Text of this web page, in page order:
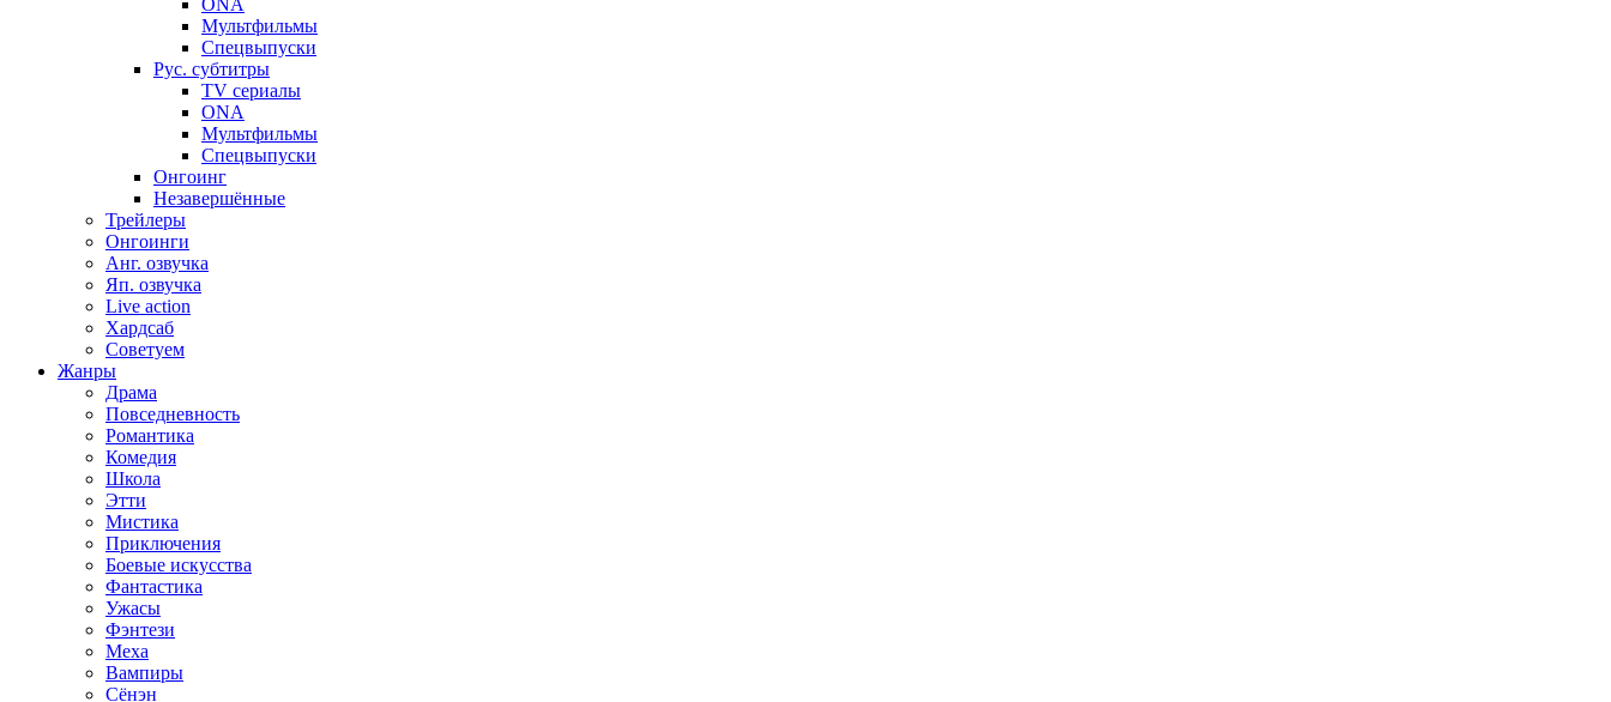
Мультфильмы
Спецвыпуски
Рус. субтитры
TV сериалы
ONA
Мультфильмы
Спецвыпуски
Онгоинг
Незавершённые
Трейлеры
Онгоинги
Анг. озвучка
Яп. озвучка
Live action
Хардсаб
Советуем
Жанры
Драма
Повседневность
Романтика
Комедия
Школа
Этти
Мистика
Приключения
Боевые искусства
Фантастика
Ужасы
Фэнтези
Меха
Вампиры
Сёнэн